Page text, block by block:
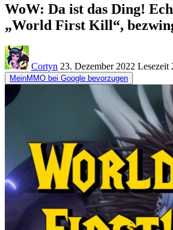
WoW: Da ist das Ding!
„World First Kill“,
Cortyn 23. Dezember 2022 Lesezeit
MeinMMO bei Google bevorzugen